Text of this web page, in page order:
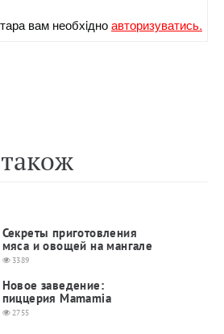
вам необхiдноавторизуватись.
Секреты приготовления
мяса и овощей на мангале
3389
Новое заведение:
пиццерия Mamamia
2755